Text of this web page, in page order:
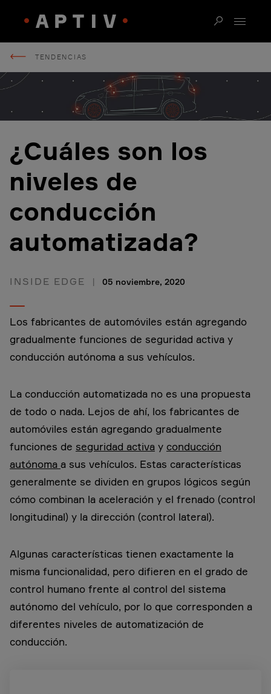
TENDENCIAS
¿Cuáles son los
niveles de
conducción
automatizada?
INSIDE EDGE 05 noviembre, 2020
Los fabricantes de automóviles están agregando
gradualmente funciones de seguridad activa y
conducción autónoma a sus vehículos.
La conducción automatizada no es una propuesta
de todo o nada. Lejos de ahí, los fabricantes de
automóviles están agregando gradualmente
funciones de seguridad activa y conducción
autónoma a sus vehículos. Estas características
generalmente se dividen en grupos lógicos según
cómo combinan la aceleración y el frenado (control
longitudinal) y la dirección (control lateral).
Algunas características tienen exactamente la
misma funcionalidad, pero difieren en el grado de
control humano frente al control del sistema
autónomo del vehículo, por lo que corresponden a
diferentes niveles de automatización de
conducción.